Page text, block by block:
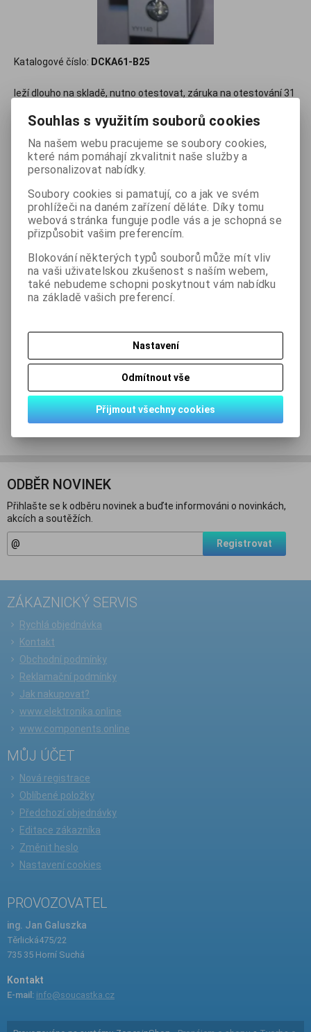
Katalogové číslo: DCKA61-B25
leží dlouho na skladě, nutno otestovat, záruka na otestování 31
48 Kč (bez DPH:40 Kč)

ks Koupit
Přidat do oblíbených Tisk
Skladem:13 ks
Doporučit výrobek
ODBĚR NOVINEK
Přihlašte se k odběru novinek a buďte informováni o novinkách,
akcích a soutěžích.
Registrovat
ZÁKAZNICKÝ SERVIS
Rychlá objednávka
Kontakt
Obchodní podmínky
Reklamační podmínky
Jak nakupovat?
www.elektronika.online
www.components.online
MŮJ ÚČET
Nová registrace
Oblíbené položky
Předchozí objednávky
Editace zákazníka
Změnit heslo
Nastavení cookies
PROVOZOVATEL
ing. Jan Galuszka
Těrlická475/22
735 35 Horní Suchá
Kontakt
E-mail: info@soucastka.cz
Souhlas s využitím souborů cookies
Na našem webu pracujeme se soubory cookies,
které nám pomáhají zkvalitnit naše služby a
personalizovat nabídky.
Soubory cookies si pamatují, co a jak ve svém
prohlížeči na daném zařízení děláte. Díky tomu
webová stránka funguje podle vás a je schopná se
přizpůsobit vašim preferencím.
Blokování některých typů souborů může mít vliv
na vaši uživatelskou zkušenost s naším webem,
také nebudeme schopni poskytnout vám nabídku
na základě vašich preferencí.
Nastavení
Odmítnout vše
Přijmout všechny cookies